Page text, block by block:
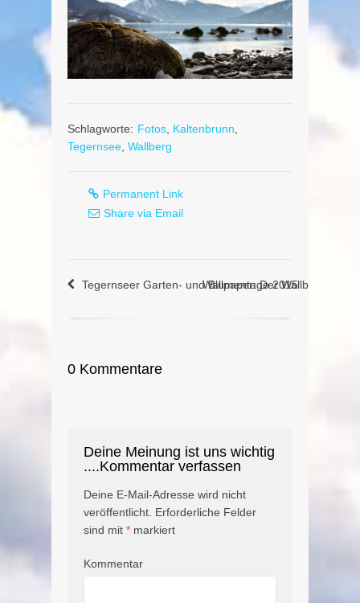
Schlagworte: Fotos, Kaltenbrunn,
Tegernsee, Wallberg
Permanent Link
Share via Email
Tegernseer Garten- und Blumentage 2015
Wallpaper: Der Wallberg (001)
0 Kommentare
Deine Meinung ist uns wichtig
....Kommentar verfassen
Deine E-Mail-Adresse wird nicht
veröffentlicht. Erforderliche Felder
sind mit * markiert
Kommentar